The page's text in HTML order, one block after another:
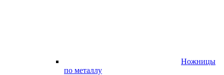
Ножницы
по металлу